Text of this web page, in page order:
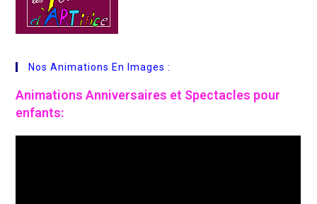
Nos Animations En Images :
Animations Anniversaires et Spectacles pour
enfants: